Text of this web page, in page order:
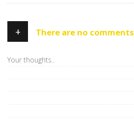
+ There are no comments